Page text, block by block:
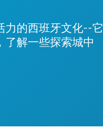
力的西班牙文化--它
解一些探索城中